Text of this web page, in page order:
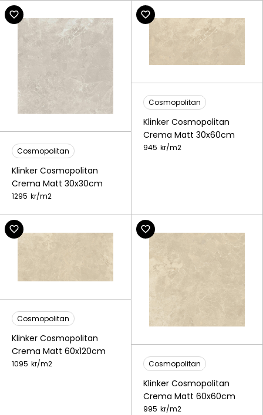
Cosmopolitan
Klinker Cosmopolitan
Crema Matt 30x30cm
1295 kr/m2
Cosmopolitan
Klinker Cosmopolitan
Crema Matt 30x60cm
945 kr/m2
Cosmopolitan
Klinker Cosmopolitan
Crema Matt 60x120cm
1095 kr/m2 Cosmopolitan
Klinker Cosmopolitan
Crema Matt 60x60cm
995 kr/m2